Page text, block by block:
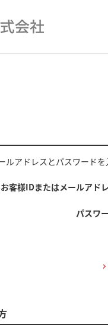
ルアドレス とパスワード
お客様IDまたはメールアド
パスワ